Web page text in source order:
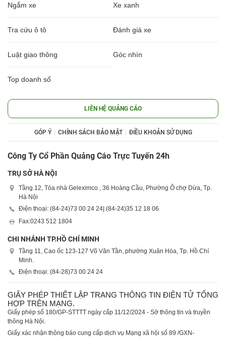
Ngắm xe Xe xanh
Tra cứu ô tô Đánh giá xe
Luật giao thông Góc nhìn
Top doanh số
LIÊN HỆ QUẢNG CÁO
GÓP Ý CHÍNH SÁCH BẢO MẬT ĐIỀU KHOẢN SỬ DỤNG
Công Ty Cổ Phần Quảng Cáo Trực Tuyến 24h
TRỤ SỞ HÀ NỘI
Tầng 12, Tòa nhà Geleximco , 36 Hoàng Cầu, Phường Ô chợ Dừa, Tp.
Hà Nội
Điện thoại: (84-24)73 00 24 24| (84-24)35 12 18 06
Fax:0243 512 1804
CHI NHÁNH TP.HỒ CHÍ MINH
Tầng 11, Cao ốc 123-127 Võ Văn Tần, phường Xuân Hòa, Tp. Hồ Chí
Minh.
Điện thoại: (84-28)73 00 24 24
GIẤY PHÉP THIẾT LẬP TRANG THÔNG TIN ĐIỆN TỬ TỔNG
HỢP TRÊN MẠNG.
Giấy phép số 180/GP-STTTT ngày cấp 11/12/2024 - Sở thông tin và truyền
thông Hà Nội.
Giấy xác nhận thông báo cung cấp dịch vụ Mạng xã hội số 89 /GXN-